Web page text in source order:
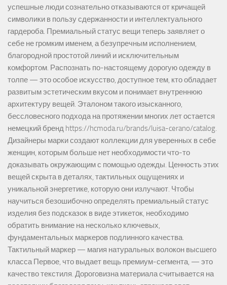
успешные люди сознательно отказываются от кричащей
символики в пользу сдержанности и интеллектуального
гардероба. Премиальный статус вещи теперь заявляет о
себе не громким именем, а безупречным исполнением,
благородной простотой линий и исключительным
комфортом. Распознать по-настоящему дорогую одежду в
толпе — это особое искусство, доступное тем, кто обладает
развитым эстетическим вкусом и понимает внутреннюю
архитектуру вещей. Эталоном такого изысканного,
бессловесного подхода на протяжении многих лет остается
немецкий бренд https://hcmoda.ru/brands/luisa-cerano/catalog.
Дизайнеры марки создают коллекции для уверенных в себе
женщин, которым больше нет необходимости что-то
доказывать окружающим с помощью одежды. Ценность этих
вещей скрыта в деталях, тактильных ощущениях и
уникальной энергетике, которую они излучают. Чтобы
научиться безошибочно определять премиальный статус
изделия без подсказок в виде этикеток, необходимо
обратить внимание на несколько ключевых,
фундаментальных маркеров подлинного качества.
Тактильный маркер — магия натуральных волокон высшего
класса Первое, что выдает вещь премиум-сегмента, — это
качество текстиля. Дороговизна материала считывается на